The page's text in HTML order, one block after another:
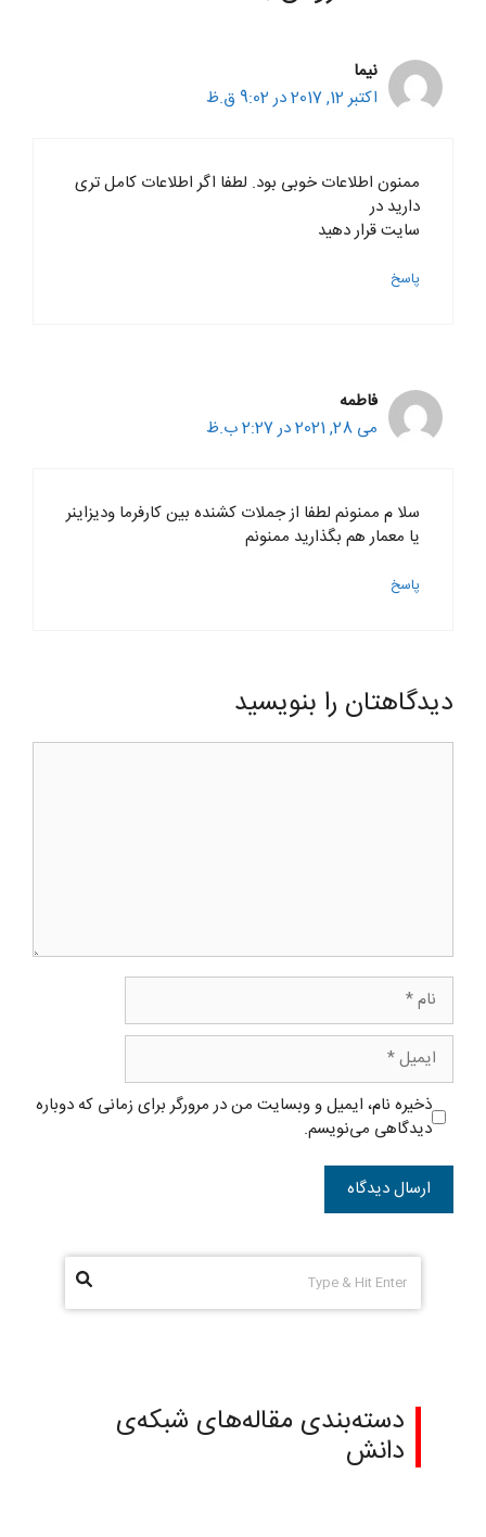
نیما
اکتبر 12, 2017 در 9:02 ق.ظ
ممنون اطلاعات خوبی بود. لطفا اگر اطلاعات کامل تری
دارید در
سایت قرار دهید
پاسخ
فاطمه
می 28, 2021 در 2:27 ب.ظ
سلا م ممنونم لطفا از جملات کشنده بین کارفرما ودیزاینر
یا معمار هم بگذارید ممنونم
پاسخ
دیدگاهتان را بنویسید
دیدگاه
نام
ایمیل
ذخیره نام، ایمیل و وبسایت من در مرورگر برای زمانی که دوباره
دیدگاهی می‌نویسم.
دسته‌بندی مقاله‌های شبکه‌ی
دانش